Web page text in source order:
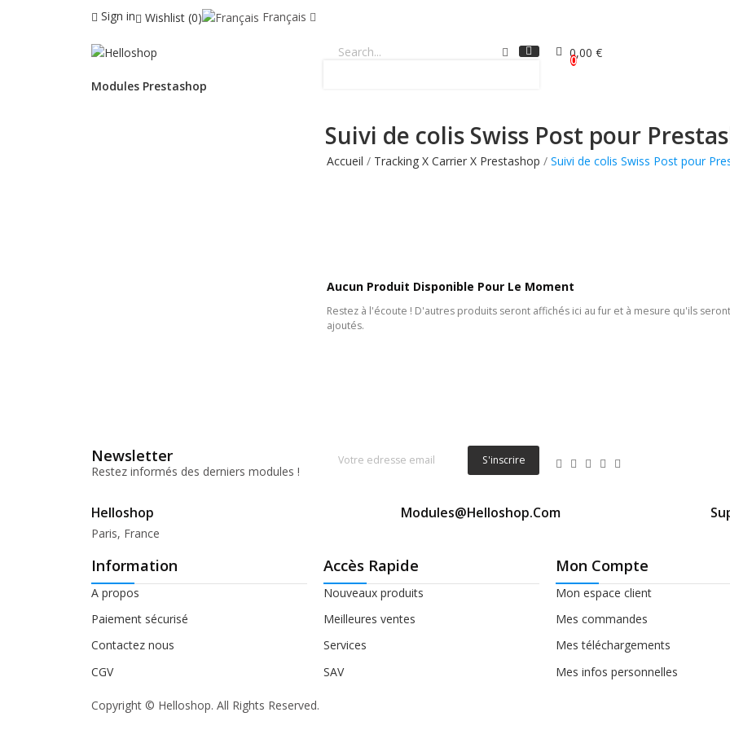
Sign in Wishlist 0 Français
0,00 €
0
Modules Prestashop
Suivi de colis Swiss Post pour
Accueil Tracking X Carrier X Prestashop Suivi de colis Swiss Post pour
Aucun Produit Disponible Pour Le Moment
Restez à l'écoute ! D'autres produits seront affichés ici au fur et à mesure qu'ils seront
ajoutés.
Newsletter
Restez informés des derniers modules !
S'inscrire
Helloshop
Paris, France
Modules@helloshop.com
Information
A propos
Paiement sécurisé
Contactez nous
CGV
Accès Rapide
Nouveaux produits
Meilleures ventes
Services
SAV
Mon Compte
Mon espace client
Mes commandes
Mes téléchargements
Mes infos personnelles
Copyright © Helloshop. All Rights Reserved.